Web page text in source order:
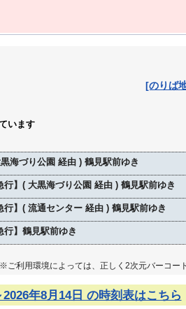
[のりば
います
海づり公園 経由 ) 鶴見駅前ゆき
行】( 大黒海づり公園 経由 ) 鶴見駅前ゆき
行】( 流通センター 経由 ) 鶴見駅前ゆき
行】鶴見駅前ゆき
※ご利用環境によっては、正しく2次元バーコー
年8月14日 の時刻表はこちら